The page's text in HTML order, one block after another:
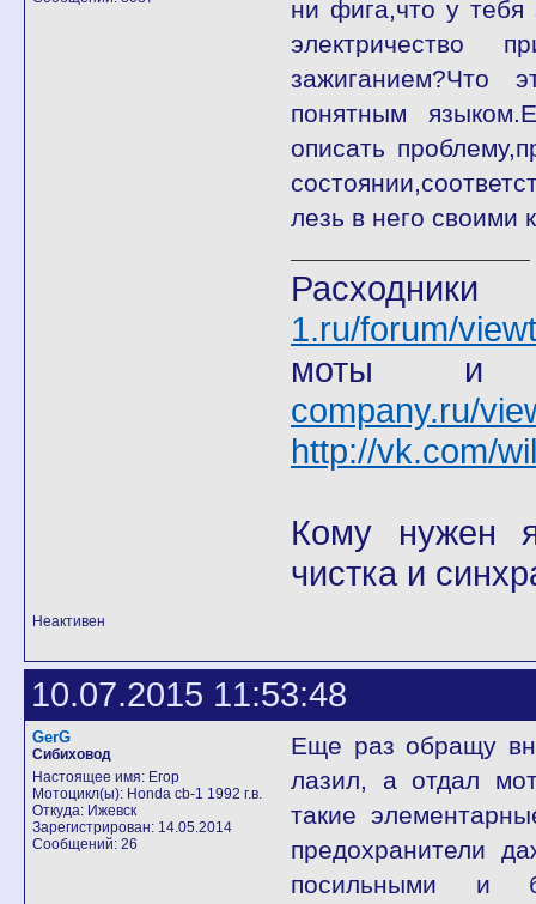
ни фига,что у тебя
электричество
зажиганием?Что
понятным
описать
лезь в него своими
1.ru/forum/
company.ru/
http://vk.com/
Кому нужен
чистка и
Неактивен
10.07.2015 11:53:48
GerG
Сибиховод
Настоящее имя: Егор
Мотоцикл(ы): Honda cb-1 1992 г.в.
Откуда: Ижевск
Зарегистрирован: 14.05.2014
Сообщений: 26
Еще раз обращу
лазил, а отдал
такие
предохранители
посильными и